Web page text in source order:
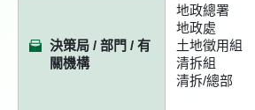
決策局 / 部門 / 有
關機構
地政總署
地政處
土地徵用組
清拆組
清拆/總部